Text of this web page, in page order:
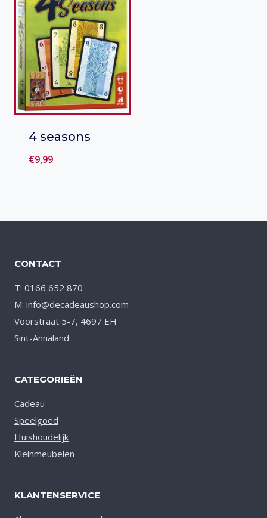
4 seasons
€9,99
CONTACT
T: 0166 652 870
M: info@decadeaushop.com
Voorstraat 5-7, 4697 EH
Sint-Annaland
CATEGORIEËN
Cadeau
Speelgoed
Huishoudelijk
Kleinmeubelen
KLANTENSERVICE